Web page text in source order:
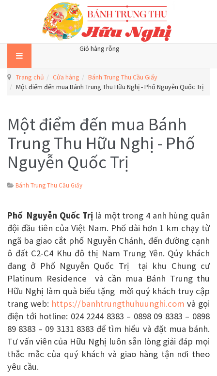
Giỏ hàng rỗng
Trang chủ Cửa hàng
Bánh Trung Thu Cầu Giấy
Một điểm đến mua Bánh Trung Thu Hữu Nghị - Phố Nguyễn Quốc Trị
Một điểm đến mua Bánh
Trung Thu Hữu Nghị - Phố
Nguyễn Quốc Trị
Bánh Trung Thu Cầu Giấy
Phố Nguyễn Quốc Trị là một trong 4 anh hùng quân
đội đầu tiên của Việt Nam. Phố dài hơn 1 km chạy từ
ngã ba giao cắt phố Nguyễn Chánh, đến đường cạnh
ô đất C2-C4 Khu đô thị Nam Trung Yên. Qúy khách
đang ở Phố Nguyễn Quốc Trị tại khu Chung cư
Platinum Residence và cần mua Bánh Trung thu
Hữu Nghị làm quà biếu tặng mời quý khách truy cập
trang web: https://banhtrungthuhuunghi.com và gọi
điện tới hotline: 024 2244 8383 – 0898 09 8383 – 0898
89 8383 – 09 3131 8383 để tìm hiểu và đặt mua bánh.
Tư vấn viên của Hữu Nghị luôn sẵn lòng giải đáp mọi
thắc mắc của quý khách và giao hàng tận nơi theo
yêu cầu.